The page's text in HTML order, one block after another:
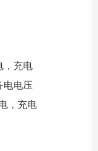
，充电
电电压
，充电